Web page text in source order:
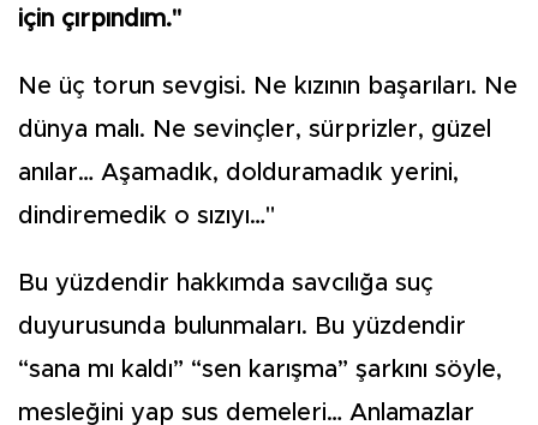
için çırpındım."
Ne üç torun sevgisi. Ne kızının başarıları. Ne
dünya malı. Ne sevinçler, sürprizler, güzel
anılar… Aşamadık, dolduramadık yerini,
dindiremedik o sızıyı…"
Bu yüzdendir hakkımda savcılığa suç
duyurusunda bulunmaları. Bu yüzdendir
“sana mı kaldı” “sen karışma” şarkını söyle,
mesleğini yap sus demeleri… Anlamazlar